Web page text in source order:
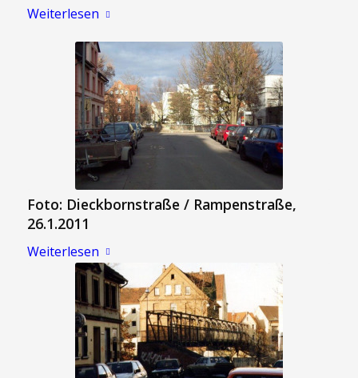
Weiterlesen
Foto: Dieckbornstraße / Rampenstraße,
26.1.2011
Weiterlesen